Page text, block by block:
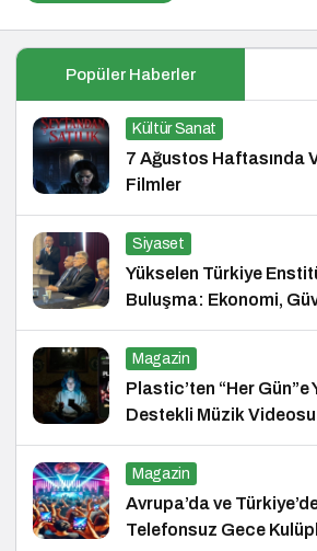
Popüler Haberler
Kültür Sanat
7 Ağustos Haftasında
Filmler
Siyaset
Yükselen Türkiye
Buluşma: Ekonomi,
ve Hukuk Konferansı
Magazin
Plastic’ten “Her Gün”e
Destekli Müzik Videosu
Magazin
Avrupa’da ve
Telefonsuz Gece